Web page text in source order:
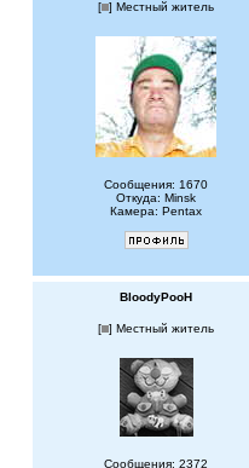
[ ] Местный житель
Сообщения: 1670
Откуда: Minsk
Камера: Pentax
BloodyPooH
[ ] Местный житель
Сообщения: 2372